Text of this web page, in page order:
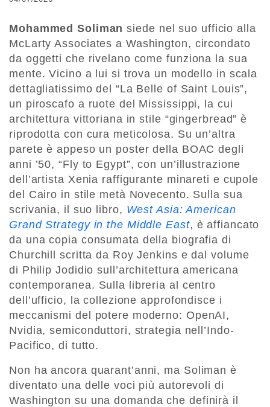
Mohammed Soliman siede nel suo ufficio alla
McLarty Associates a Washington, circondato
da oggetti che rivelano come funziona la sua
mente. Vicino a lui si trova un modello in scala
dettagliatissimo del “La Belle of Saint Louis”,
un piroscafo a ruote del Mississippi, la cui
architettura vittoriana in stile “gingerbread” è
riprodotta con cura meticolosa. Su un’altra
parete è appeso un poster della BOAC degli
anni ’50, “Fly to Egypt”, con un’illustrazione
dell’artista Xenia raffigurante minareti e cupole
del Cairo in stile metà Novecento. Sulla sua
scrivania, il suo libro, West Asia: American
Grand Strategy in the Middle East, è affiancato
da una copia consumata della biografia di
Churchill scritta da Roy Jenkins e dal volume
di Philip Jodidio sull’architettura americana
contemporanea. Sulla libreria al centro
dell’ufficio, la collezione approfondisce i
meccanismi del potere moderno: OpenAI,
Nvidia, semiconduttori, strategia nell’Indo-
Pacifico, di tutto.
Non ha ancora quarant’anni, ma Soliman è
diventato una delle voci più autorevoli di
Washington su una domanda che definirà il